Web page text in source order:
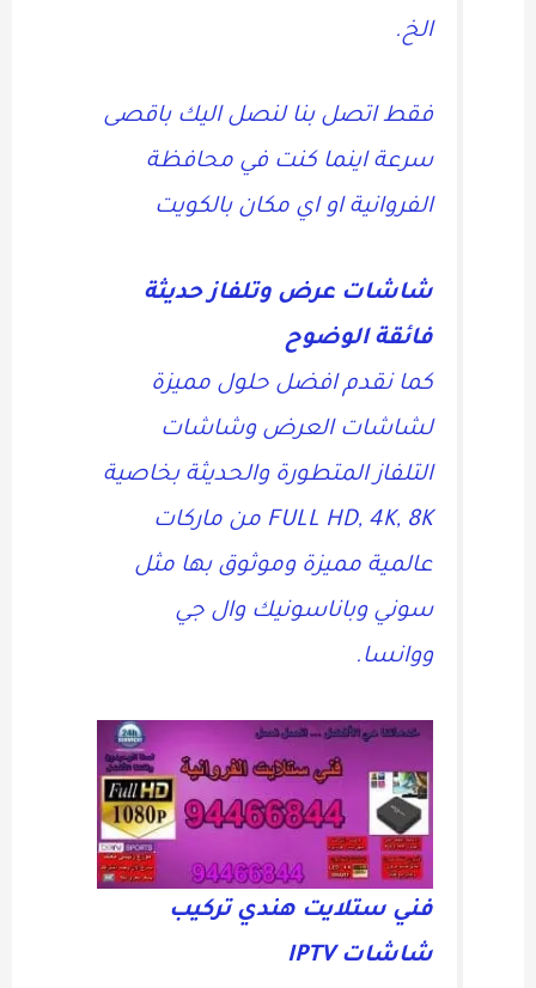
الخ.
فقط اتصل بنا لنصل اليك باقصى
سرعة اينما كنت في محافظة
الفروانية او اي مكان بالكويت
شاشات عرض وتلفاز حديثة
فائقة الوضوح
كما نقدم افضل حلول مميزة
لشاشات العرض وشاشات
التلفاز المتطورة والحديثة بخاصية
FULL HD, 4K, 8K من ماركات
عالمية مميزة وموثوق بها مثل
سوني وباناسونيك وال جي
ووانسا.
فني ستلايت هندي تركيب
شاشات IPTV